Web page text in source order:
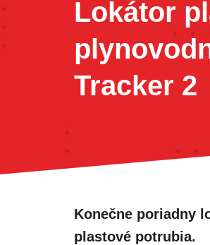
Lokátor
Tracker 2
Konečne poriadny
plastové potrubia.